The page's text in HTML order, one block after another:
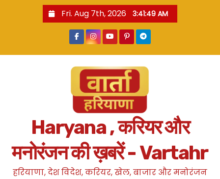
Fri. Aug 7th, 2026 3:41:50 AM
Haryana , करियर और
मनोरंजन की ख़बरें - Vartahr
हरियाणा, देश विदेश, करियर, खेल, बाजार और मनोरंजन